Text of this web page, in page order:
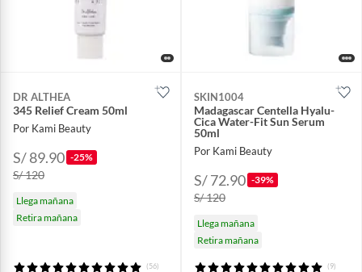
DR ALTHEA
345 Relief Cream 50ml
Por Kami Beauty
S/ 89.90 -25%
S/ 120
Llega mañana
Retira mañana
(56)
SKIN1004
Madagascar Centella Hyalu-
Cica Water-Fit Sun Serum
50ml
Por Kami Beauty
S/ 72.90 -39%
S/ 120
Llega mañana
Retira mañana
(9)